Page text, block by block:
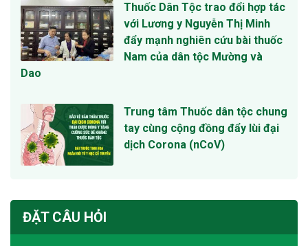
Thuốc Dân Tộc trao đổi hợp tác
với Lương y Nguyễn Thị Minh
đẩy mạnh nghiên cứu bài thuốc
Nam của dân tộc Mường và
Dao
Trung tâm Thuốc dân tộc chung
tay cùng cộng đồng đẩy lùi đại
dịch Corona (nCoV)
ĐẶT CÂU HỎI